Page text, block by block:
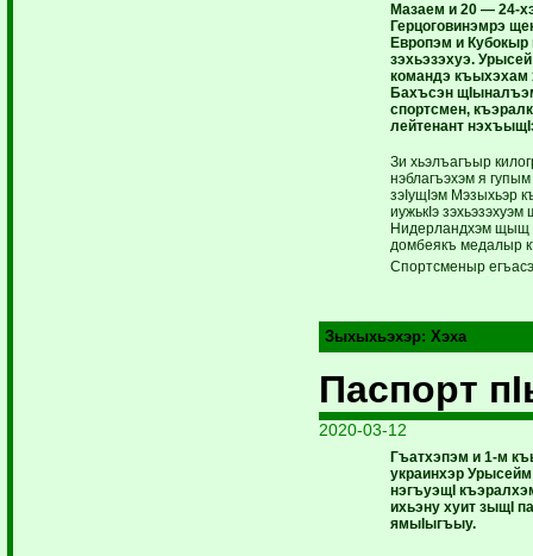
Мазаем и 20 — 24-
Герцоговинэмрэ
Европэм и
зэхьэзэхуэ.
командэ
Бахъсэн
спортсмен,
лейтенант
Зи хьэлъагъыр
нэблагъэхэм я
зэIущIэм Мэзыхьэр
иужькIэ зэхьэзэхуэм
Нидерландхэм щыщ
домбеякъ медалыр
Спортсменыр
Зыхыхьэхэр:Хэха
Паспорт
2020-03-12
Гъатхэпэм и 1-м
украинхэр
нэгъуэщI
ихьэ­ну хуит зыщI
ямыIыгъыу.